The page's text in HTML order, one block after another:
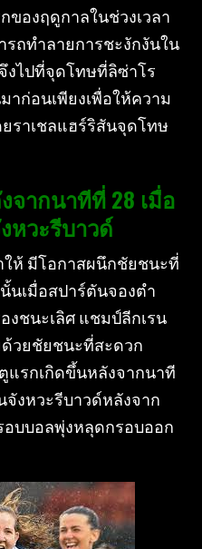
ของฤดูกาลในช่วงเวลา
ถทําลายการชะงักงันใน
งไปที่จุดโทษที่ลิซ่าโร
าก่อนเพียงเพื่อให้ความ
ราเชลแฮร์ริสันจุดโทษ
จากนาทีที่ 28 เมื่อ
หวะรีบาวด์
ให้ มีโอกาสผนึกชัยชนะที่
นเมื่อสปาร์ตันจองตํา
งชนะเลิศ แชมป์ลีกเรน
วยชัยชนะที่สะดวก
แรกเกิดขึ้นหลังจากนาที
จังหวะรีบาวด์หลังจาก
อบบอลพุ่งหลุดกรอบออก